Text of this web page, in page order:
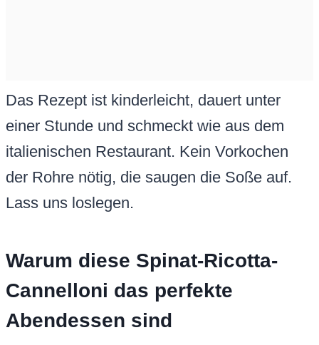
Das Rezept ist kinderleicht, dauert unter
einer Stunde und schmeckt wie aus dem
italienischen Restaurant. Kein Vorkochen
der Rohre nötig, die saugen die Soße auf.
Lass uns loslegen.
Warum diese Spinat-Ricotta-
Cannelloni das perfekte
Abendessen sind